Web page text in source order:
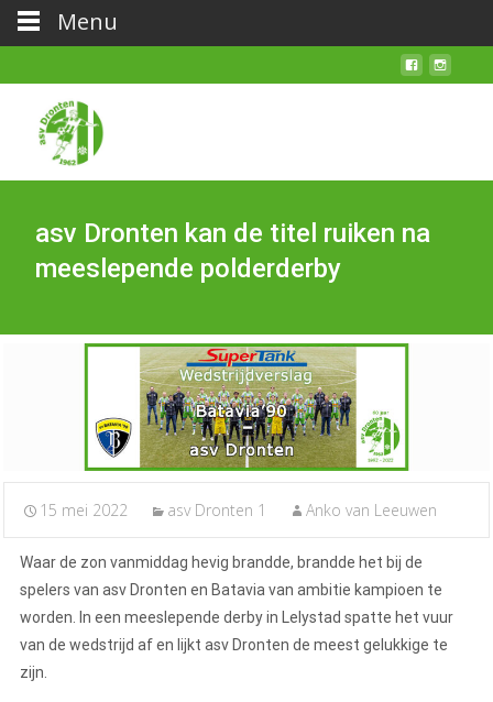
asv Dronten kan de titel ruiken na
meeslepende polderderby
15 mei 2022 asv Dronten 1 Anko van Leeuwen
Waar de zon vanmiddag hevig brandde, brandde het bij de
spelers van asv Dronten en Batavia van ambitie kampioen te
worden. In een meeslepende derby in Lelystad spatte het vuur
van de wedstrijd af en lijkt asv Dronten de meest gelukkige te
zijn.
Menu